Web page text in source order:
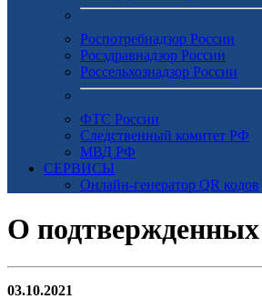
Роспотребнадзор России
Росздравнадзор России
Россельхознадзор России
ФТС России
Следственный комитет РФ
МВД РФ
СЕРВИСЫ
Онлайн-генератор QR кодов
О
03.10.2021